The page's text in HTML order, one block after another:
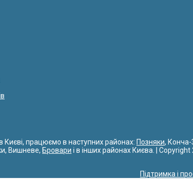
Києві, працюємо в наступних районах: Позняки, Конча-
Вишневе, Бровари і в інших районах Києва. |
Підтримка і